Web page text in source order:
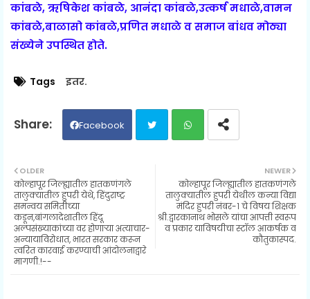
कांबळे, ऋषिकेश कांबळे, आनंदा कांबळे,उत्कर्ष मधाळे,वामन
कांबळे,बाळासो कांबळे,प्रणित मधाळे व समाज बांधव मोठ्या
संख्येने उपस्थित होते.
Tags इतर.
Facebook
ats
ap
NEWER
कोल्हापूर जिल्ह्यातील हातकणंगले
तालुक्यातील हुपरी येथील कन्या विद्या
मंदिर हुपरी नंबर-१ चे विषय शिक्षक
श्री.द्वारकानाथ भोसले यांचा आपत्ती स्वरूप
व प्रकार याविषयीचा स्टॉल आकर्षक व
कौतुकास्पद.
OLDER
कोल्हापूर जिल्ह्यातील हातकणंगले
तालुक्यातील हुपरी येथे, हिंदुराष्ट्र
समन्वय समितीच्या
कडून,बांगलादेशातील हिंदू
अल्पसंख्याकांच्या वर होणाऱ्या अत्याचार-
अन्यायाविरोधात, भारत सरकार करून
त्वरित कारवाई करण्याची आंदोलनाद्वारे
मागणी.!--